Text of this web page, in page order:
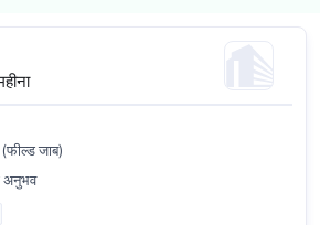
(फील्ड जाब)
अनुभव